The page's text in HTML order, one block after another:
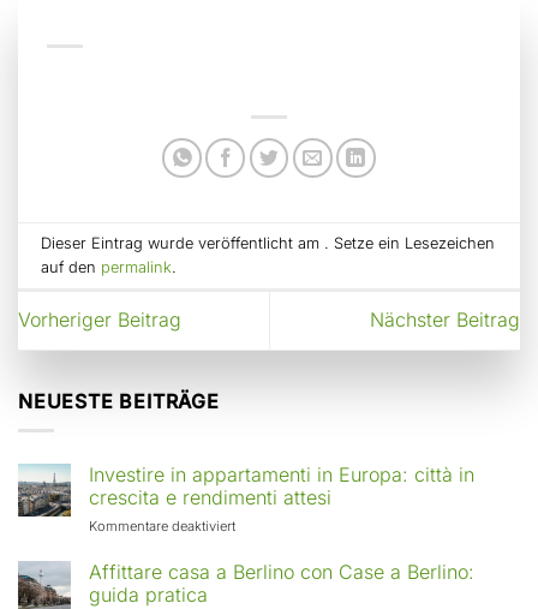
Dieser Eintrag wurde veröffentlicht am . Setze ein Lesezeichen
auf den permalink.
Vorheriger Beitrag Nächster Beitrag
NEUESTE BEITRÄGE
Investire in appartamenti in Europa: città in
crescita e rendimenti attesi
Kommentare deaktiviertfür
in
Affittare casa a Berlino con Case a Berlino:
guida pratica